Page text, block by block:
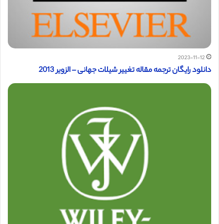
2023-11-12
دانلود رایگان ترجمه مقاله تغییر شیلات جهانی – الزویر 2013